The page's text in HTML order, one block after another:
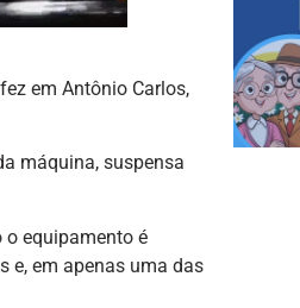
em Antônio Carlos,
máquina, suspensa
o equipamento é
e, em apenas uma das